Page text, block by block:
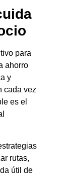
para
ahorro
y
cada vez
es el
rutas,
útil de